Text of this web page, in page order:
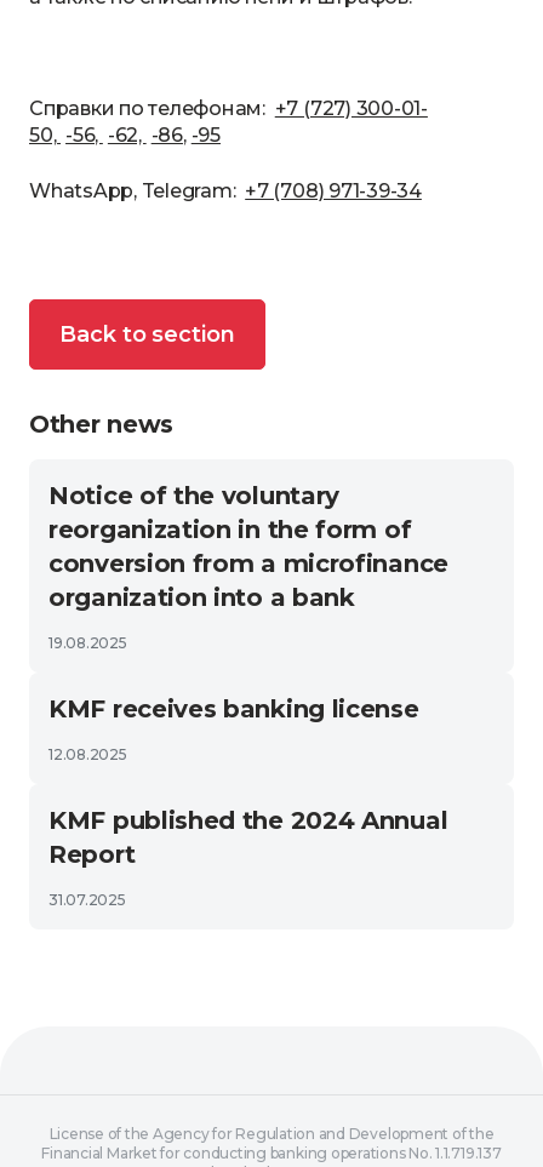
Справки по телефонам: +7 (727) 300-01-
50, -56, -62, -86, -95
WhatsApp, Telegram: +7 (708) 971-39-34
Back to section
Other news
Notice of the voluntary
reorganization in the form of
conversion from a microfinance
organization into a bank
19.08.2025
KMF receives banking license
12.08.2025
KMF published the 2024 Annual
Report
31.07.2025
License of the Agency for Regulation and Development of the
Financial Market for conducting banking operations No. 1.1.719.137